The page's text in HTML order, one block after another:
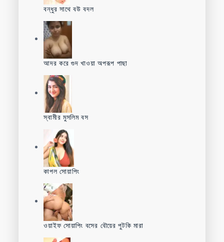
বন্ধুর সাথে বউ বদল
আদর করে গুদ খাওয়া অপরূপ পাছা
স্বামীর মুসলিম বস
কাপল সোয়াপিং
ওয়াইফ সোয়াপিং বসের বৌয়ের পুটকি মারা